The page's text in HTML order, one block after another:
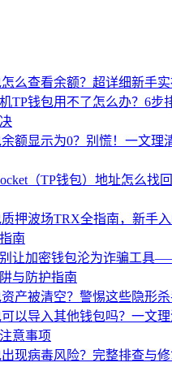
么查看余额？超详细新手
TP钱包用不了怎么办？6步
额显示为0？别慌！一文理
（TP钱包）地址怎么找
押波场TRX全指南，新手
南
让加密钱包沦为诈骗工具
与防护指南
产被清空？警惕这些隐形
以导入其他钱包吗？一文
意事项
现病毒风险？完整排查与